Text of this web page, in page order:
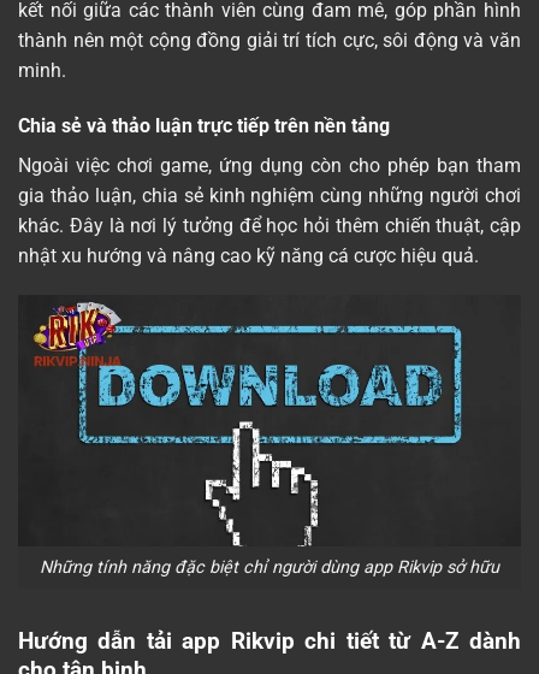
kết nối giữa các thành viên cùng đam mê, góp phần hình
thành nên một cộng đồng giải trí tích cực, sôi động và văn
minh.
Chia sẻ và thảo luận trực tiếp trên nền tảng
Ngoài việc chơi game, ứng dụng còn cho phép bạn tham
gia thảo luận, chia sẻ kinh nghiệm cùng những người chơi
khác. Đây là nơi lý tưởng để học hỏi thêm chiến thuật, cập
nhật xu hướng và nâng cao kỹ năng cá cược hiệu quả.
Những tính năng đặc biệt chỉ người dùng app Rikvip sở hữu
Hướng dẫn tải app Rikvip chi tiết từ A-Z dành